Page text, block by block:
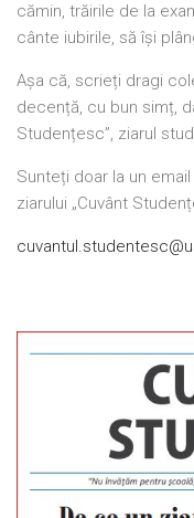
cămin, trăirile de la
cânte iubirile, să își
Așa că, scrieți dragi
decență, cu bun simț,
Studențesc”, ziarul
Sunteți doar la un
ziarului „Cuvânt